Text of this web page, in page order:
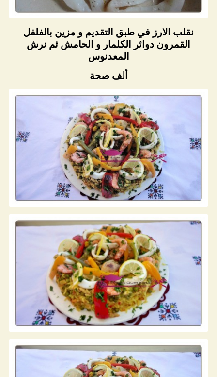
نقلب الارز في طبق التقديم و مزين بالفلفل
القمرون دوائر الكلمار و الحامش ثم نرش
المعدنوس
ألف صحة